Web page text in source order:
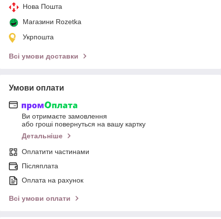
Нова Пошта
Магазини Rozetka
Укрпошта
Всі умови доставки
Умови оплати
Ви отримаєте замовлення
або гроші повернуться на вашу картку
Детальніше
Оплатити частинами
Післяплата
Оплата на рахунок
Всі умови оплати